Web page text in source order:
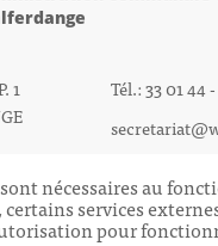
1
Tél.: 33 01 44
nécessaires au
services
pour